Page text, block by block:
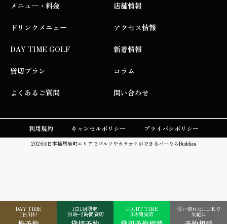
メニュー・料金
ドリンクメニュー
DAY TIME GOLF
貸切プラン
よくあるご質問
店舗情報
アクセス情報
新着情報
コラム
問い合わせ
利用規約 キャンセルポリシー プライバシポリシー
2026©日本橋馬喰町エリアでゴルフやカラオケができるバーならBuddies
DAY TIME
1日3枠!
1日1組限定!
19時~2時間貸切
NIGHT TIME
3時間貸切
使い慣れたLINEで
気軽に